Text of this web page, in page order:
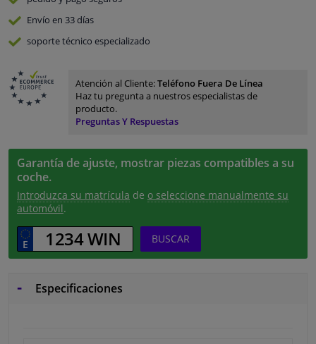
Envío en 33 días
soporte técnico especializado
Atención al Cliente:Teléfono Fuera De Línea
Haz tu pregunta a nuestros especialistas de
producto.
Preguntas Y Respuestas
Garantía de ajuste, mostrar piezas compatibles a su
coche.
Introduzca su matrícula de o seleccione manualmente su
automóvil.
BUSCAR
Especificaciones